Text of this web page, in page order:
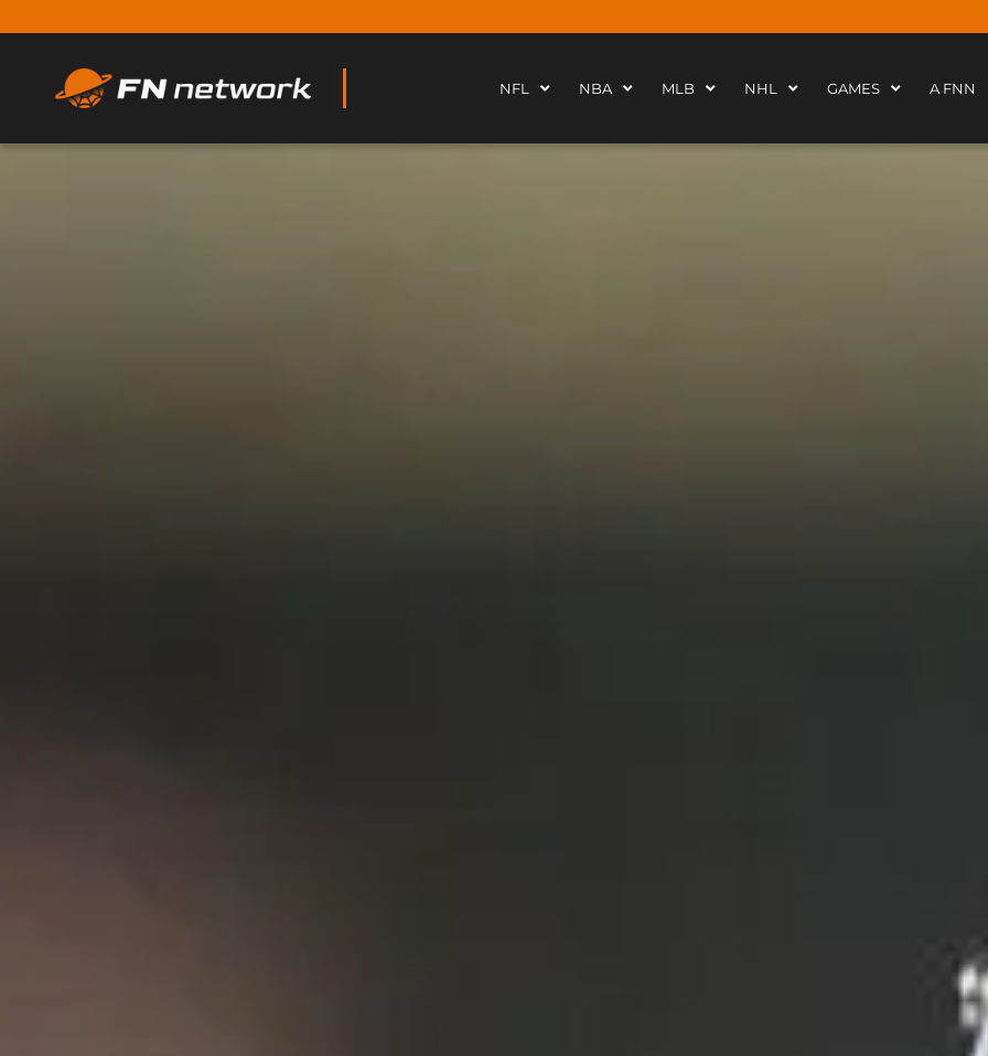
NFL NBA MLB NHL GAMES A FNN